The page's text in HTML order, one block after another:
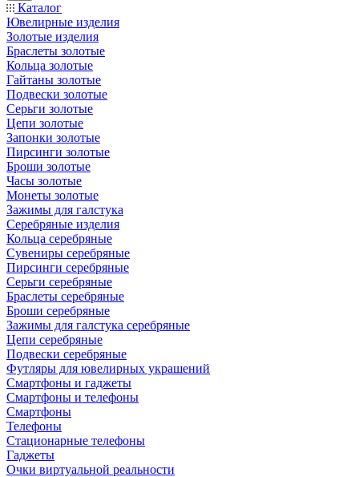
Каталог
Ювелирные изделия
Золотые изделия
Браслеты золотые
Кольца золотые
Гайтаны золотые
Подвески золотые
Серьги золотые
Цепи золотые
Запонки золотые
Пирсинги золотые
Броши золотые
Часы золотые
Монеты золотые
Зажимы для галстука
Серебряные изделия
Кольца серебряные
Сувениры серебряные
Пирсинги серебряные
Серьги серебряные
Браслеты серебряные
Броши серебряные
Зажимы для галстука серебряные
Цепи серебряные
Подвески серебряные
Футляры для ювелирных украшений
Смартфоны и гаджеты
Смартфоны и телефоны
Смартфоны
Телефоны
Стационарные телефоны
Гаджеты
Очки виртуальной реальности